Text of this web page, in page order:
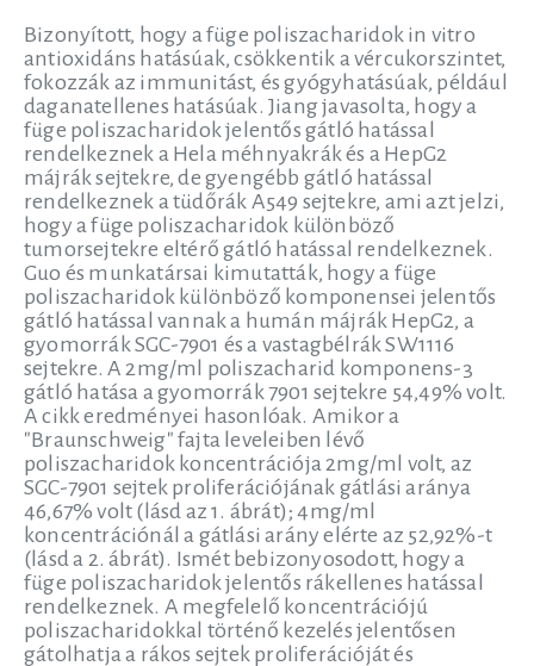
Bizonyított, hogy a füge poliszacharidok in vitro
antioxidáns hatásúak, csökkentik a vércukorszintet,
fokozzák az immunitást, és gyógyhatásúak, például
daganatellenes hatásúak. Jiang javasolta, hogy a
füge poliszacharidok jelentős gátló hatással
rendelkeznek a Hela méhnyakrák és a HepG2
májrák sejtekre, de gyengébb gátló hatással
rendelkeznek a tüdőrák A549 sejtekre, ami azt jelzi,
hogy a füge poliszacharidok különböző
tumorsejtekre eltérő gátló hatással rendelkeznek.
Guo és munkatársai kimutatták, hogy a füge
poliszacharidok különböző komponensei jelentős
gátló hatással vannak a humán májrák HepG2, a
gyomorrák SGC-7901 és a vastagbélrák SW1116
sejtekre. A 2mg/ml poliszacharid komponens-3
gátló hatása a gyomorrák 7901 sejtekre 54,49% volt.
A cikk eredményei hasonlóak. Amikor a
"Braunschweig" fajta leveleiben lévő
poliszacharidok koncentrációja 2mg/ml volt, az
SGC-7901 sejtek proliferációjának gátlási aránya
46,67% volt (lásd az 1. ábrát); 4mg/ml
koncentrációnál a gátlási arány elérte az 52,92%-t
(lásd a 2. ábrát). Ismét bebizonyosodott, hogy a
füge poliszacharidok jelentős rákellenes hatással
rendelkeznek. A megfelelő koncentrációjú
poliszacharidokkal történő kezelés jelentősen
gátolhatja a rákos sejtek proliferációját és